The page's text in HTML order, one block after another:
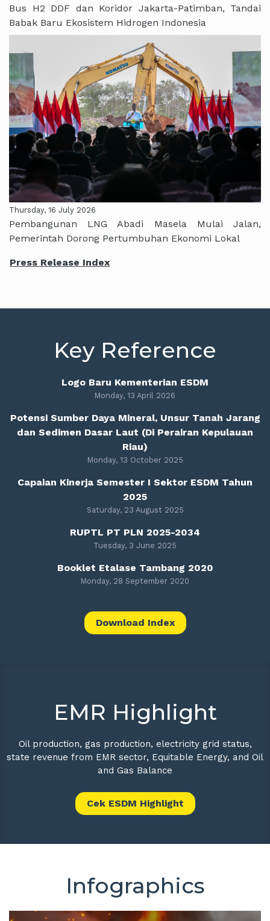
Bus H2 DDF dan Koridor Jakarta-Patimban, Tandai
Babak Baru Ekosistem Hidrogen Indonesia
Thursday, 16 July 2026
Pembangunan LNG Abadi Masela Mulai Jalan,
Pemerintah Dorong Pertumbuhan Ekonomi Lokal
Press Release Index
Key Reference
Logo Baru Kementerian ESDM
Monday, 13 April 2026
Potensi Sumber Daya Mineral, Unsur Tanah Jarang
dan Sedimen Dasar Laut (Di Perairan Kepulauan
Riau)
Monday, 13 October 2025
Capaian Kinerja Semester I Sektor ESDM Tahun
2025
Saturday, 23 August 2025
RUPTL PT PLN 2025-2034
Tuesday, 3 June 2025
Booklet Etalase Tambang 2020
Monday, 28 September 2020
Download Index
EMR Highlight
Oil production, gas production, electricity grid status,
state revenue from EMR sector, Equitable Energy, and Oil
and Gas Balance
Cek ESDM Highlight
Infographics